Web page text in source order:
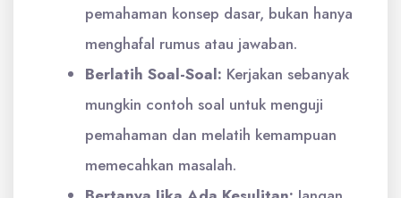
pemahaman konsep dasar, bukan hanya
menghafal rumus atau jawaban.
Berlatih Soal-Soal: Kerjakan sebanyak
mungkin contoh soal untuk menguji
pemahaman dan melatih kemampuan
memecahkan masalah.